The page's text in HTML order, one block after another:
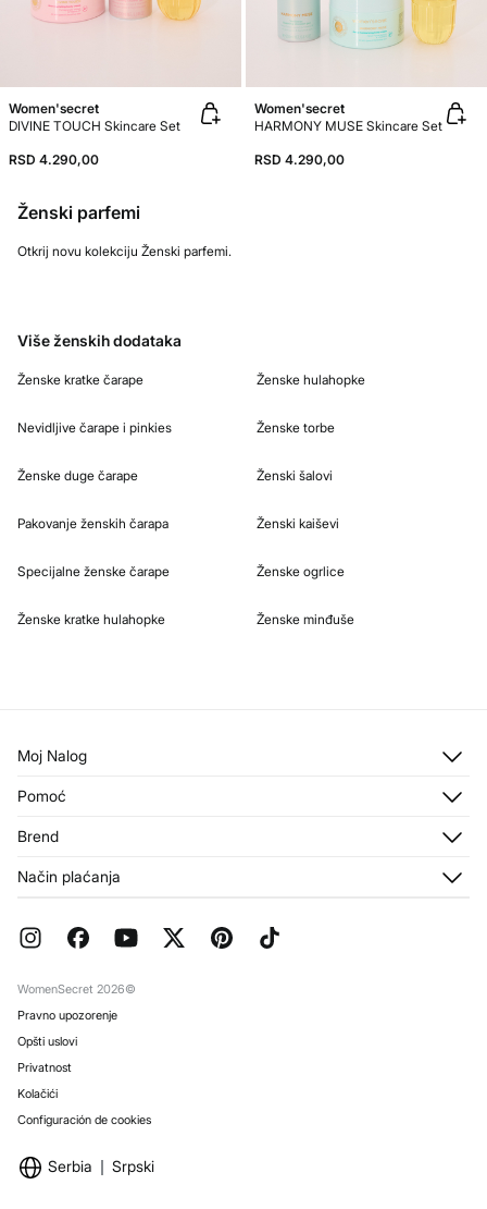
Women'secret
DIVINE TOUCH Skincare Set
RSD 4.290,00
Women'secret
HARMONY MUSE Skincare Set
RSD 4.290,00
Ženski parfemi
Otkrij novu kolekciju Ženski parfemi.
Više ženskih dodataka
Ženske kratke čarape
Nevidljive čarape i pinkies
Ženske duge čarape
Pakovanje ženskih čarapa
Specijalne ženske čarape
Ženske kratke hulahopke
Ženske hulahopke
Ženske torbe
Ženski šalovi
Ženski kaiševi
Ženske ogrlice
Ženske minđuše
Moj Nalog
Moje Adrese
Pomoć
Povrati i otkazi
Česta pitanja
Brend
Franšize
Radi sa nama
Način plaćanja
WomenSecret 2026©
Pravno upozorenje
Opšti uslovi
Privatnost
Kolačići
Configuración de cookies
Serbia Srpski